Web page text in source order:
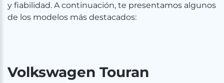
y fiabilidad. A continuación, te presentamos algunos
de los modelos más destacados:
Volkswagen Touran